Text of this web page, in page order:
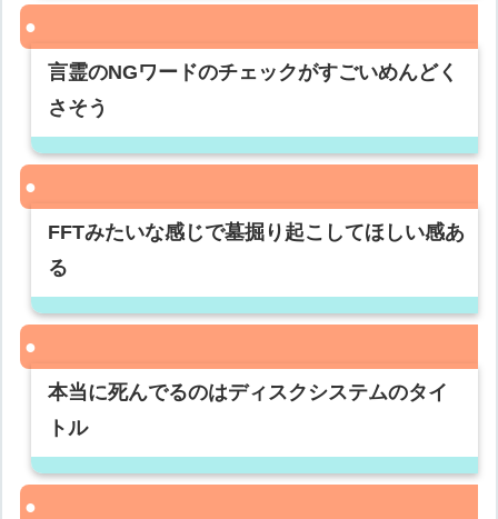
言霊のNGワードのチェックがすごいめんどく
さそう
FFTみたいな感じで墓掘り起こしてほしい感あ
る
本当に死んでるのはディスクシステムのタイ
トル